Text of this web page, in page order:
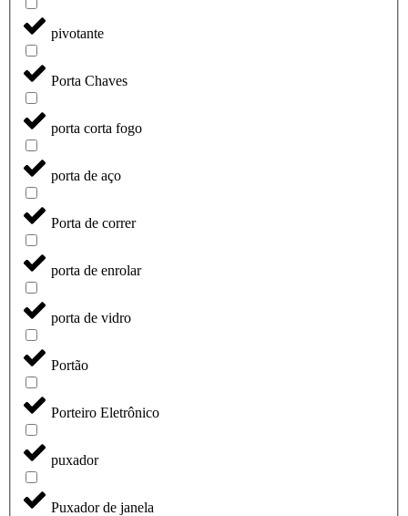
pivotante
Porta Chaves
porta corta fogo
porta de aço
Porta de correr
porta de enrolar
porta de vidro
Portão
Porteiro Eletrônico
puxador
Puxador de janela